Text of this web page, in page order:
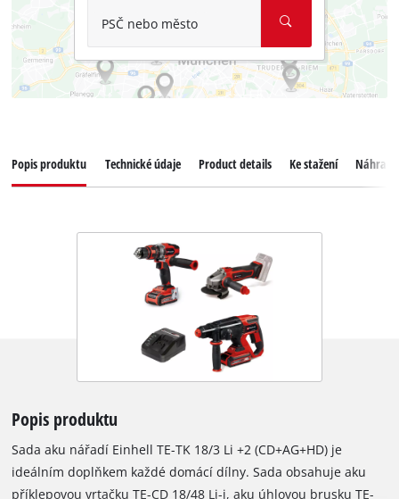
PSČ nebo město
Popis produktu Technické údaje Product details Ke stažení
Popis produktu
Sada aku nářadí Einhell TE-TK 18/3 Li +2 (CD+AG+HD) je
ideálním doplňkem každé domácí dílny. Sada obsahuje aku
příklepovou vrtačku TE-CD 18/48 Li-i, aku úhlovou brusku TE-